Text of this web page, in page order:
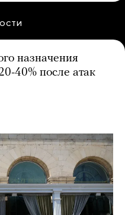
назначения
40% после атак